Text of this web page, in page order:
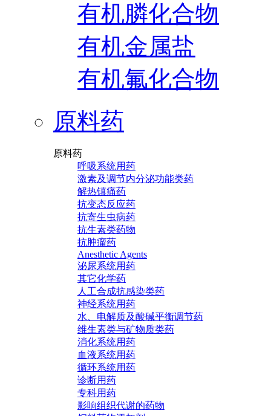
有机膦化合物
有机金属盐
有机氟化合物
原料药
原料药
呼吸系统用药
激素及调节内分泌功能类药
解热镇痛药
抗变态反应药
抗寄生虫病药
抗生素类药物
抗肿瘤药
Anesthetic Agents
泌尿系统用药
其它化学药
人工合成抗感染类药
神经系统用药
水、电解质及酸碱平衡调节药
维生素类与矿物质类药
消化系统用药
血液系统用药
循环系统用药
诊断用药
专科用药
影响组织代谢的药物